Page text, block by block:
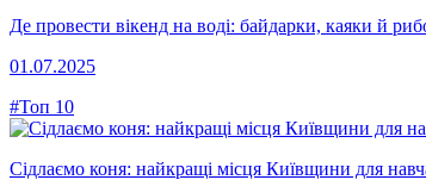
Де провести вікенд на воді: байдарки, каяки й
01.07.2025
#Топ 10
Сідлаємо коня: найкращі місця Київщини для